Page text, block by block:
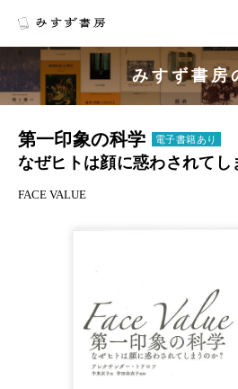
みすず書房
第一印象の科学 電子書籍あり
なぜヒトは顔に惑わされてし
FACE VALUE